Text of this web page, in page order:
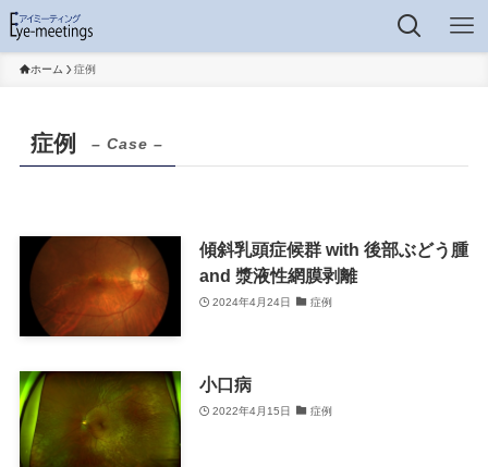
ホーム 症例
症例 – Case –
傾斜乳頭症候群 with 後部ぶどう腫
and 漿液性網膜剥離
2024年4月24日 症例
小口病
2022年4月15日 症例